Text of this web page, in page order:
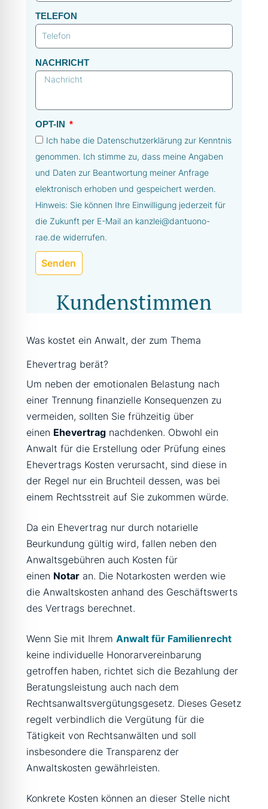
TELEFON
NACHRICHT
OPT-IN
Ich habe die Datenschutzerklärung zur Kenntnis
genommen. Ich stimme zu, dass meine Angaben
und Daten zur Beantwortung meiner Anfrage
elektronisch erhoben und gespeichert werden.
Hinweis: Sie können Ihre Einwilligung jederzeit für
die Zukunft per E-Mail an kanzlei@dantuono-
rae.de widerrufen.
Senden
Kundenstimmen
Was kostet ein Anwalt, der zum Thema
Ehevertrag berät?
Um neben der emotionalen Belastung nach
einer Trennung finanzielle Konsequenzen zu
vermeiden, sollten Sie frühzeitig über
einen Ehevertrag nachdenken. Obwohl ein
Anwalt für die Erstellung oder Prüfung eines
Ehevertrags Kosten verursacht, sind diese in
der Regel nur ein Bruchteil dessen, was bei
einem Rechtsstreit auf Sie zukommen würde.
Da ein Ehevertrag nur durch notarielle
Beurkundung gültig wird, fallen neben den
Anwaltsgebühren auch Kosten für
einen Notar an. Die Notarkosten werden wie
die Anwaltskosten anhand des Geschäftswerts
des Vertrags berechnet.
Wenn Sie mit IhremAnwalt für Familienrecht
keine individuelle Honorarvereinbarung
getroffen haben, richtet sich die Bezahlung der
Beratungsleistung auch nach dem
Rechtsanwaltsvergütungsgesetz. Dieses Gesetz
regelt verbindlich die Vergütung für die
Tätigkeit von Rechtsanwälten und soll
insbesondere die Transparenz der
Anwaltskosten gewährleisten.
Konkrete Kosten können an dieser Stelle nicht